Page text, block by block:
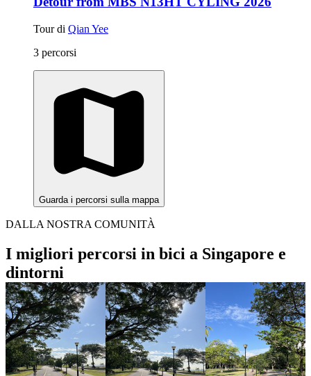
Tour di Qian Yee
3 percorsi
Guarda i percorsi sulla mappa
DALLA NOSTRA COMUNITÀ
I migliori percorsi in bici a Singapore e
dintorni